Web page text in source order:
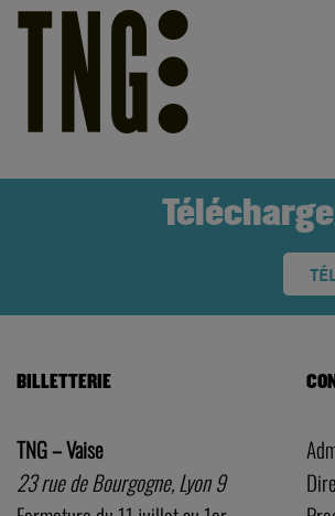
BILLETTERIE
TNG – Vaise
23 rue de Bourgogne, Lyon 9